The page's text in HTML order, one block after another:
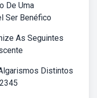
De Uma
Ser Benéfico
As Seguintes
Distintos